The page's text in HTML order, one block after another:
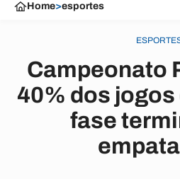
Home>esportes
Campeonato
40% dos
fase